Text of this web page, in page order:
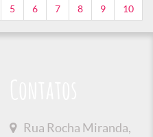
5 6 7 8 9 10
Rua Rocha Miranda,